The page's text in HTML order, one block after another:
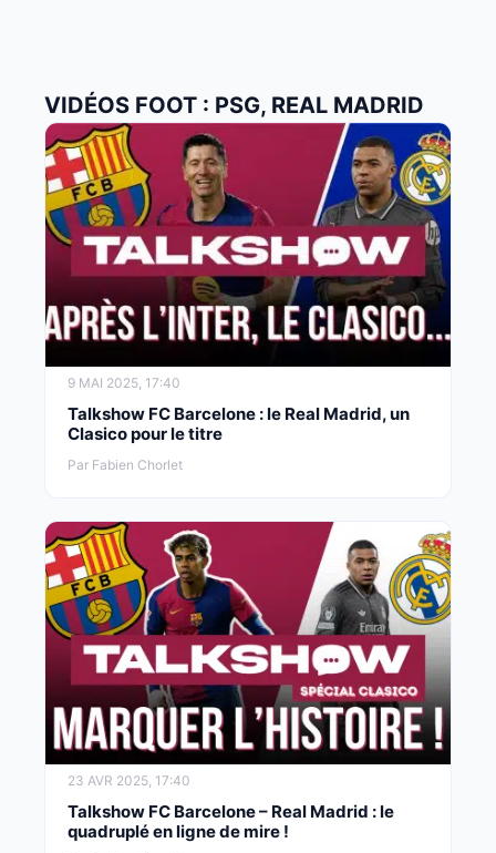
VIDÉOS FOOT : PSG, REAL MADRID
9 MAI 2025, 17:40
Talkshow FC Barcelone : le Real Madrid, un
Clasico pour le titre
Par Fabien Chorlet
23 AVR 2025, 17:40
Talkshow FC Barcelone – Real Madrid : le
quadruplé en ligne de mire !